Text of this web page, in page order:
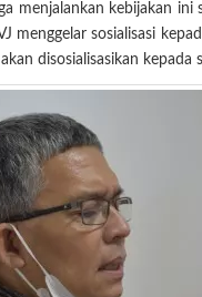
menjalankan kebijakan
menggelar sosialisasi
disosialisasikan kepada